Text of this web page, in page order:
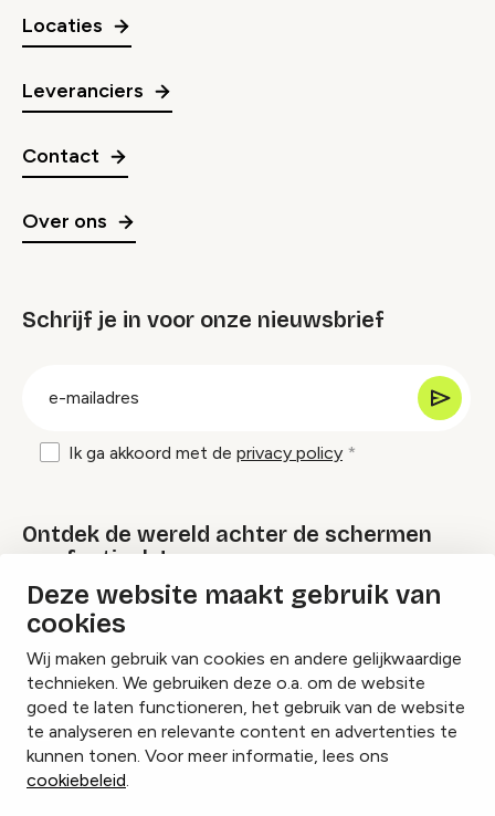
Deze website maakt gebruik van
cookies
Wij maken gebruik van cookies en andere gelijkwaardige
technieken. We gebruiken deze o.a. om de website
goed te laten functioneren, het gebruik van de website
te analyseren en relevante content en advertenties te
kunnen tonen. Voor meer informatie, lees ons
cookiebeleid.
Locaties
Leveranciers
Contact
Over ons
Schrijf je in voor onze nieuwsbrief
Ik ga akkoord met de privacy policy
Ontdek de wereld achter de schermen
van festivals!
Lees onze Festival Specials
InstagramFacebookLinkedIn